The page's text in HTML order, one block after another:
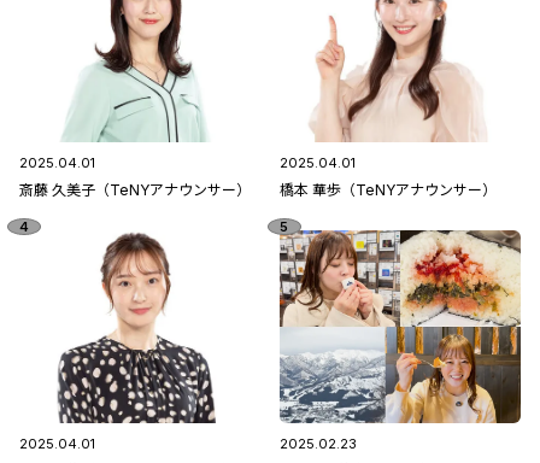
2025.04.01
斎藤 久美子（TeNYアナウンサー）
2025.04.01
橋本 華歩（TeNYアナウンサー）
2025.04.01 2025.02.23